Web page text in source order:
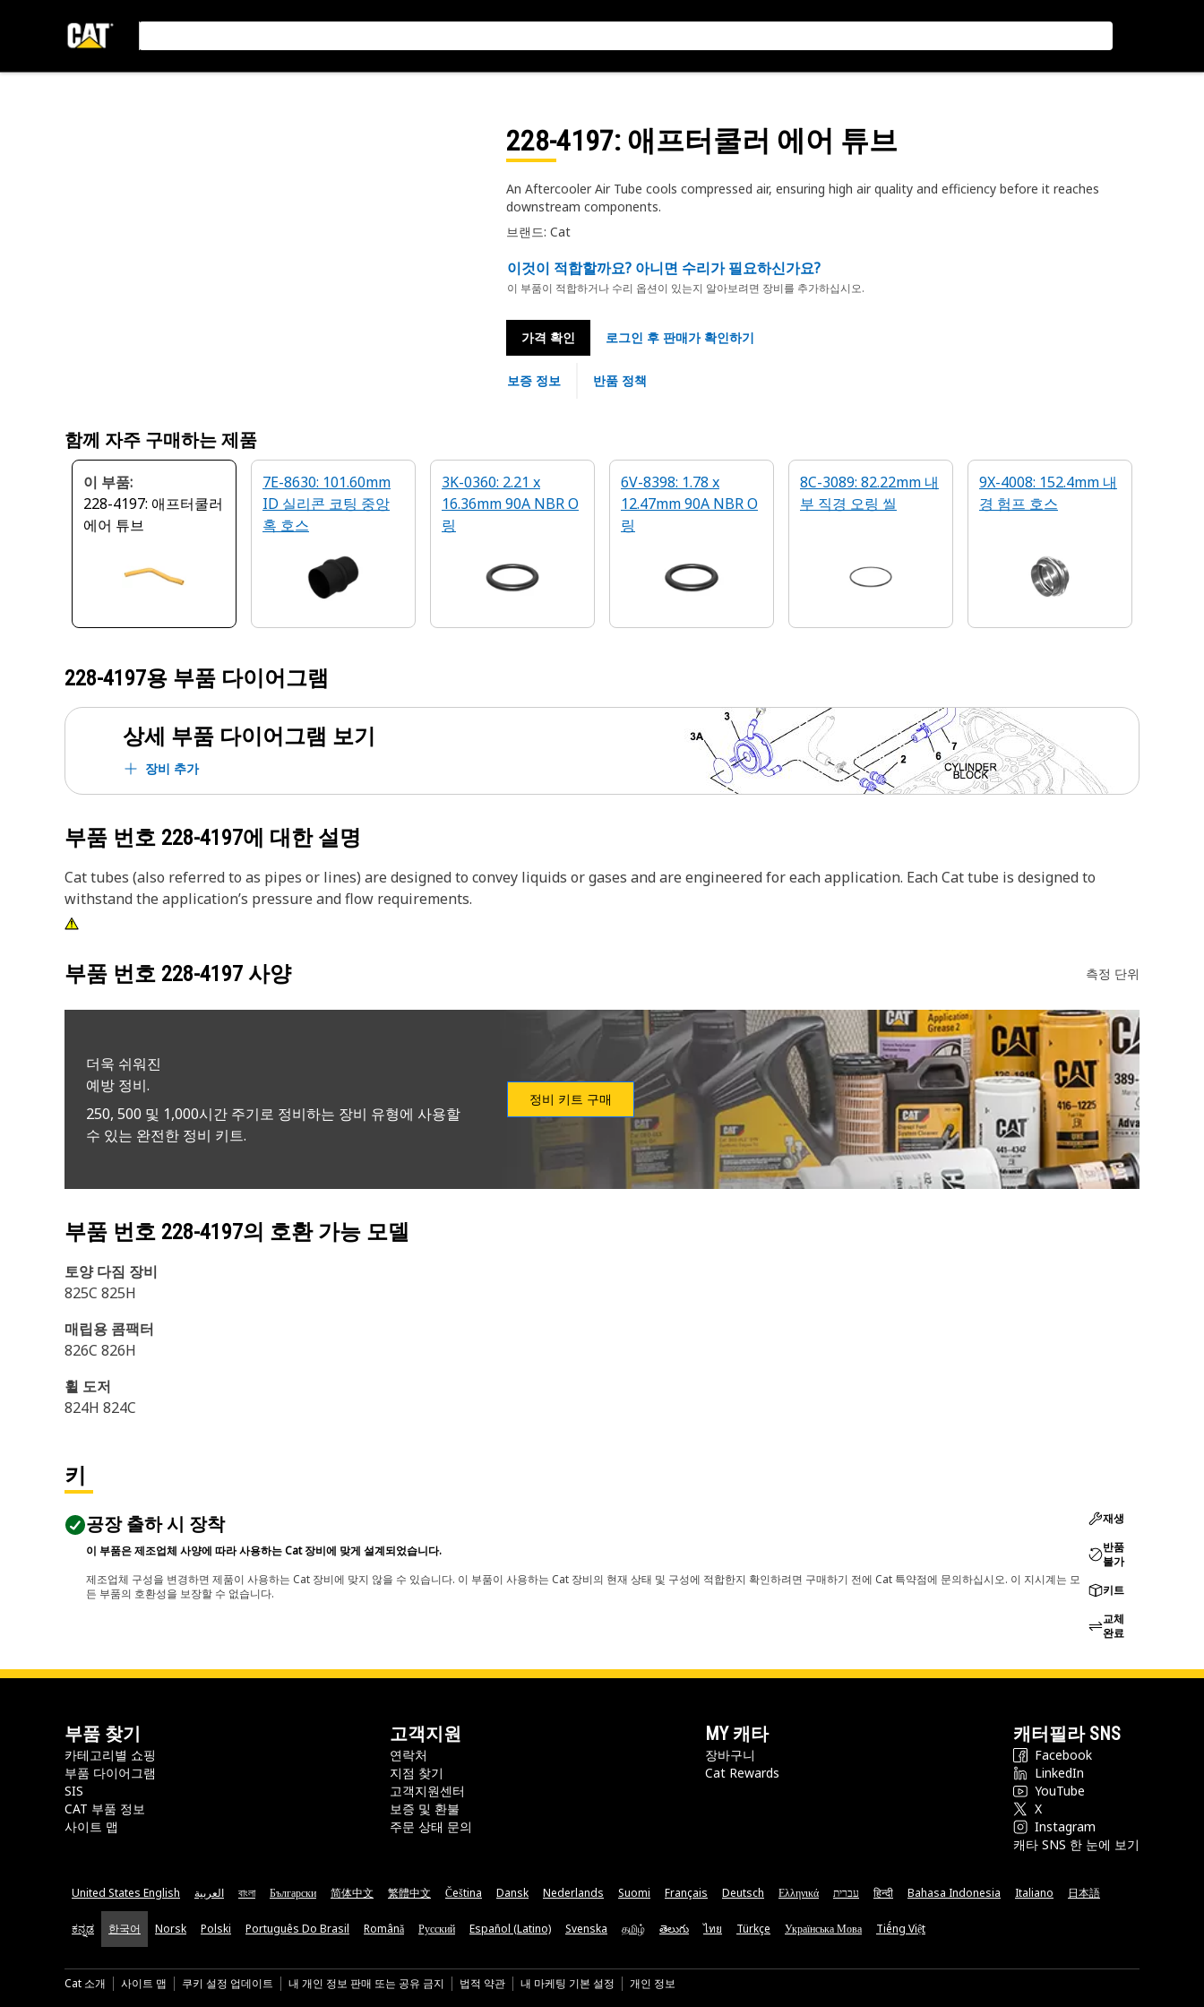
228-4197: 애프터쿨러 에어 튜브
An Aftercooler Air Tube cools compressed air, ensuring high air quality and efficiency before it reaches
downstream components.
브랜드: Cat
이것이 적합할까요? 아니면 수리가 필요하신가요?
이 부품이 적합하거나 수리 옵션이 있는지 알아보려면 장비를 추가하십시오.
가격 확인 로그인 후 판매가 확인하기
보증 정보 반품 정책
함께 자주 구매하는 제품
이 부품:
228-4197: 애프터쿨러
에어 튜브
7E-8630: 101.60mm
ID 실리콘 코팅 중앙
혹 호스
3K-0360: 2.21 x
16.36mm 90A NBR O
링
6V-8398: 1.78 x
12.47mm 90A NBR O
링
8C-3089: 82.22mm 내
부 직경 오링 씰
9X-4008: 152.4mm 내
경 험프 호스
228-4197용 부품 다이어그램
상세 부품 다이어그램 보기
장비 추가
부품 번호 228-4197에 대한 설명
Cat tubes (also referred to as pipes or lines) are designed to convey liquids or gases and are engineered for each application. Each Cat tube is designed to
withstand the application’s pressure and flow requirements.
부품 번호 228-4197 사양 측정 단위
더욱 쉬워진
예방 정비.
250, 500 및 1,000시간 주기로 정비하는 장비 유형에 사용할
수 있는 완전한 정비 키트.
정비 키트 구매
부품 번호 228-4197의 호환 가능 모델
토양 다짐 장비
825C 825H
매립용 콤팩터
826C 826H
휠 도저
824H 824C
키
공장 출하 시 장착
이 부품은 제조업체 사양에 따라 사용하는 Cat 장비에 맞게 설계되었습니다.
제조업체 구성을 변경하면 제품이 사용하는 Cat 장비에 맞지 않을 수 있습니다. 이 부품이 사용하는 Cat 장비의 현재 상태 및 구성에 적합한지 확인하려면 구매하기 전에 Cat 특약점에 문의하십시오. 이 지시계는 모
든 부품의 호환성을 보장할 수 없습니다.
재생
반품
불가
키트
교체
완료
부품 찾기
카테고리별 쇼핑
부품 다이어그램
SIS
CAT 부품 정보
사이트 맵
고객지원
연락처
지점 찾기
고객지원센터
보증 및 환불
주문 상태 문의
MY 캐타
장바구니
Cat Rewards
캐터필라 SNS
Facebook
LinkedIn
YouTube
X
Instagram
캐타 SNS 한 눈에 보기
United States English العربية বাংলা Български 简体中文 繁體中文 Čeština Dansk Nederlands Suomi Français Deutsch Ελληνικά עברית हिन्दी Bahasa Indonesia Italiano 日本語
ಕನ್ನಡ 한국어 Norsk Polski Português Do Brasil Română Русский Español (Latino) Svenska தமிழ் తెలుగు ไทย Türkçe Українська Мова Tiếng Việt
Cat 소개 사이트 맵 쿠키 설정 업데이트 내 개인 정보 판매 또는 공유 금지 법적 약관 내 마케팅 기본 설정 개인 정보